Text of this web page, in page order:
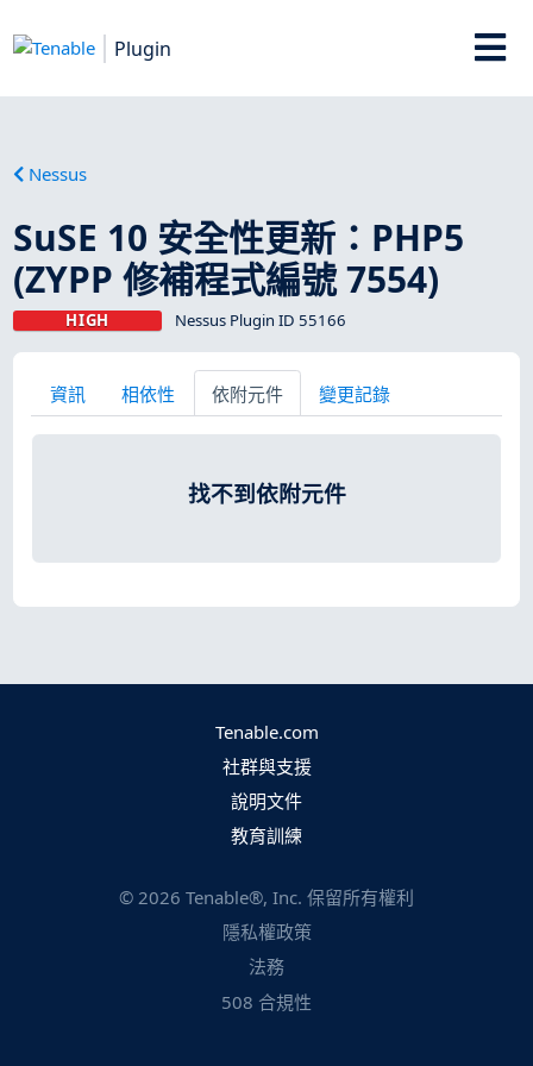
Plugin
Nessus
SuSE 10 安全性更新：PHP5
(ZYPP 修補程式編號 7554)
HIGH Nessus Plugin ID 55166
資訊 相依性 依附元件 變更記錄
找不到依附元件
Tenable.com
社群與支援
說明文件
教育訓練
© 2026 Tenable®, Inc. 保留所有權利
隱私權政策
法務
508 合規性